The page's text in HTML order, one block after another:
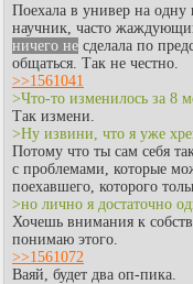
Поехала в универ на одну
научник, часто
ничего не сделала по
общаться. Так не честно.
>>1561041
>Что-то изменилось за 8
Так измени.
>Ну извини, что я уже
Потому что ты сам себя
с проблемами, которые
поехавшего, которого
>но лично я достаточно
Хочешь внимания к
понимаю этого.
>>1561072
Ваяй, будет два оп-пика.